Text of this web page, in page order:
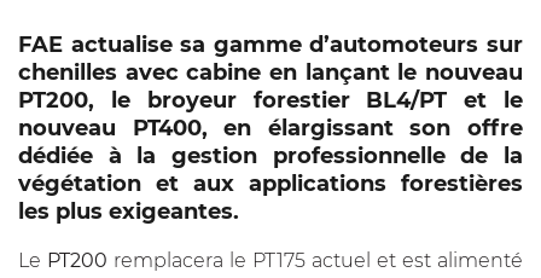
FAE actualise sa gamme d’automoteurs sur
chenilles avec cabine en lançant le nouveau
PT200, le broyeur forestier BL4/PT et le
nouveau PT400, en élargissant son offre
dédiée à la gestion professionnelle de la
végétation et aux applications forestières
les plus exigeantes.
Le PT200 remplacera le PT175 actuel et est alimenté